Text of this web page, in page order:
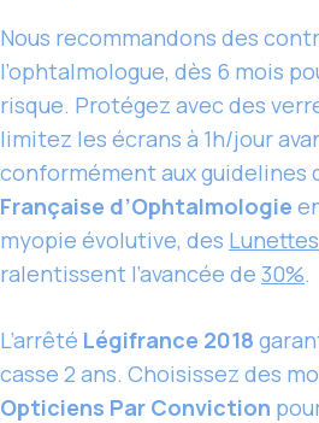
Nous recommandons des
l’ophtalmologue, dès 6 mois
risque. Protégez avec des
limitez les écrans à 1h/jour
conformément aux guidelines
Française d’Ophtalmologie
myopie évolutive, des Lunettes
ralentissent l’avancée de 30%.
L’arrêté Légifrance 2018
casse 2 ans. Choisissez des
Opticiens Par Conviction